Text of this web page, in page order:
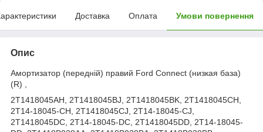
Доставка Оплата Умови повернення
Опис
Амортизатор (передній) правий Ford Connect (низкая база)
(R) ,
2T1418045AH, 2T1418045BJ, 2T1418045BK, 2T1418045CH,
2T14-18045-CH, 2T1418045CJ, 2T14-18045-CJ,
2T1418045DC, 2T14-18045-DC, 2T1418045DD, 2T14-18045-